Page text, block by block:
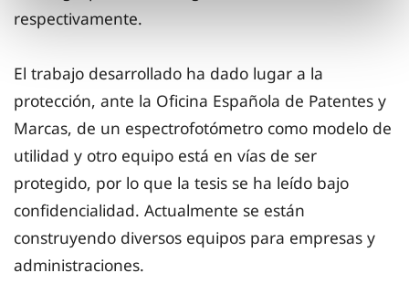
respectivamente.
El trabajo desarrollado ha dado lugar a la
protección, ante la Oficina Española de Patentes y
Marcas, de un espectrofotómetro como modelo de
utilidad y otro equipo está en vías de ser
protegido, por lo que la tesis se ha leído bajo
confidencialidad. Actualmente se están
construyendo diversos equipos para empresas y
administraciones.